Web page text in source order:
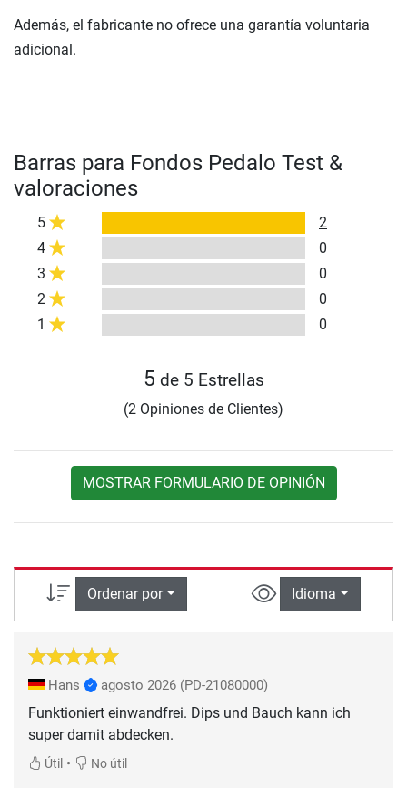
Además, el fabricante no ofrece una garantía voluntaria
adicional.
Barras para Fondos Pedalo Test &
valoraciones
5
2
4
0
3
0
2
0
1
0
5 de 5 Estrellas
(2 Opiniones de Clientes)
MOSTRAR FORMULARIO DE OPINIÓN
Ordenar por Idioma
Hans agosto 2026 (PD-21080000)
Funktioniert einwandfrei. Dips und Bauch kann ich
super damit abdecken.
Útil • No útil